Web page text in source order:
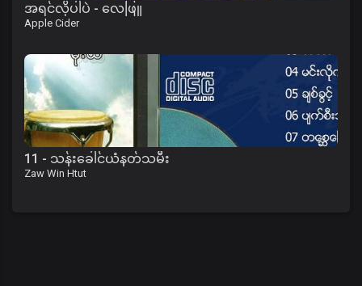
အရင်လိုပါပဲ - လေဖြူ
Apple Cider
11 - သန်းခေါင်ယံနတ်သမီး
Zaw Win Htut